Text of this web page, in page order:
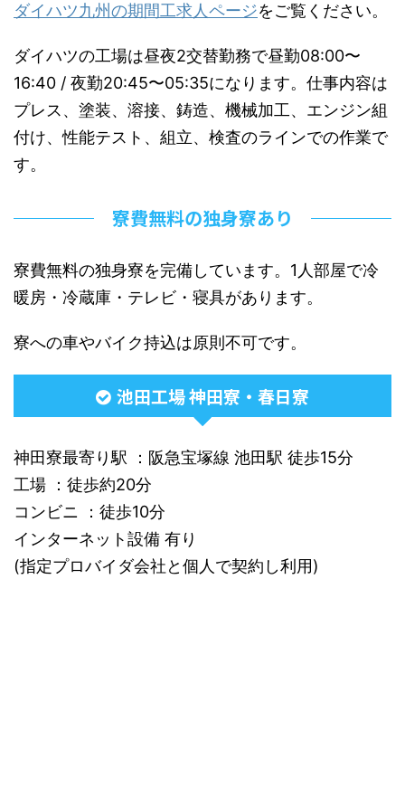
ダイハツ九州の期間工求人ページをご覧ください。
ダイハツの工場は昼夜2交替勤務で昼勤08:00〜
16:40 / 夜勤20:45〜05:35になります。仕事内容は
プレス、塗装、溶接、鋳造、機械加工、エンジン組
付け、性能テスト、組立、検査のラインでの作業で
す。
寮費無料の独身寮あり
寮費無料の独身寮を完備しています。1人部屋で冷
暖房・冷蔵庫・テレビ・寝具があります。
寮への車やバイク持込は原則不可です。
池田工場 神田寮・春日寮
神田寮最寄り駅 ：阪急宝塚線 池田駅 徒歩15分
工場 ：徒歩約20分
コンビニ ：徒歩10分
インターネット設備 有り
(指定プロバイダ会社と個人で契約し利用)